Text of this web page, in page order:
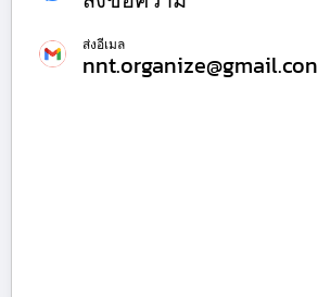
ส่งอีเมล
nnt.organize@gmail.con